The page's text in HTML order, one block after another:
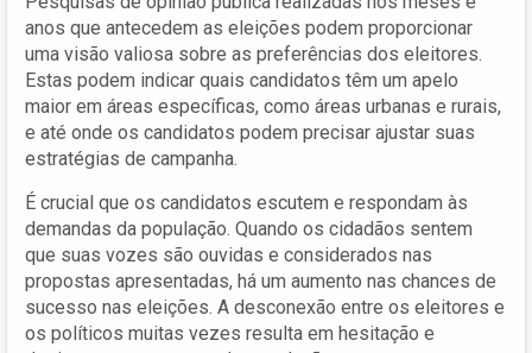
anos que antecedem as eleições podem proporcionar
uma visão valiosa sobre as preferências dos eleitores.
Estas podem indicar quais candidatos têm um apelo
maior em áreas específicas, como áreas urbanas e rurais,
e até onde os candidatos podem precisar ajustar suas
estratégias de campanha.
É crucial que os candidatos escutem e respondam às
demandas da população. Quando os cidadãos sentem
que suas vozes são ouvidas e considerados nas
propostas apresentadas, há um aumento nas chances de
sucesso nas eleições. A desconexão entre os eleitores e
os políticos muitas vezes resulta em hesitação e